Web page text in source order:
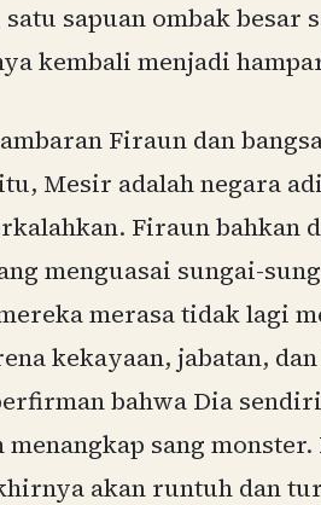
sapuan ombak besar
kembali menjadi
Firaun dan
Mesir adalah negara
Firaun bahkan
menguasai sungai-
merasa tidak lagi
kekayaan, jabatan,
bahwa Dia
sang
akan runtuh dan